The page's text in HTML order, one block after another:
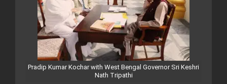
Pradip Kumar Kochar with West Bengal Governor Sri Keshri
Nath Tripathi